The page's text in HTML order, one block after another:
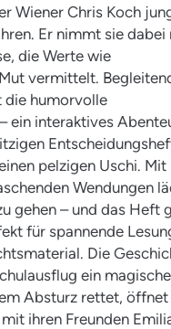
Wiener Chris Koch
Er nimmt sie dabei
die Werte wie
vermittelt.
die humorvolle
ein interaktives
pelzigen Uschi. Mit
Wendungen
gehen – und das Heft
für spannende
Die
ein
Absturz rettet, öffnet
ihren Freunden